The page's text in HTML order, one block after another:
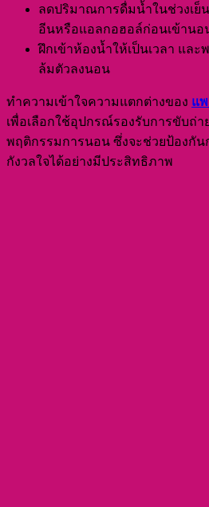
ลดปริมาณการดื่มน้ำในช่วงเย็
อีนหรือแอลกอฮอล์ก่อนเข้านอ
ฝึกเข้าห้องน้ำให้เป็นเวลา แล
ล้มตัวลงนอน
ทำความเข้าใจความแตกต่างของ แ
เพื่อเลือกใช้อุปกรณ์รองรับการขับถ่
พฤติกรรมการนอน ซึ่งจะช่วยป้องกั
กังวลใจได้อย่างมีประสิทธิภาพ